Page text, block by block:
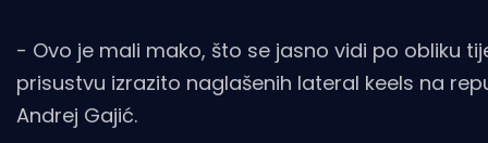
- Ovo je mali mako, što se jasno vidi po obliku
prisustvu izrazito naglašenih lateral keels na
Andrej Gajić.